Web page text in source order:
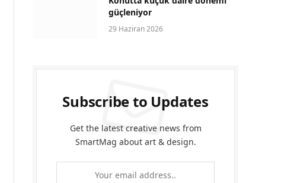
güçleniyor
29 Haziran 2026
Subscribe to Updates
Get the latest creative news from
SmartMag about art & design.